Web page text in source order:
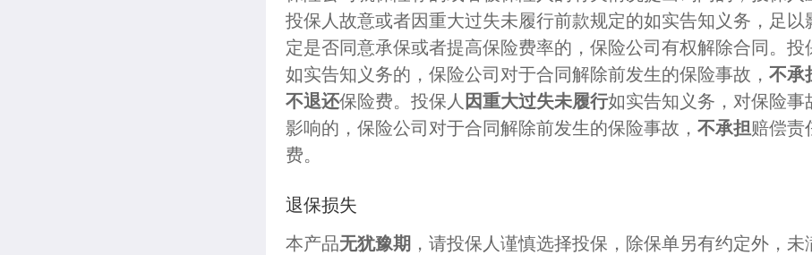
投保人故意或者因重大过失未履行前款规定的如实告知义务，足以
定是否同意承保或者提高保险费率的，保险公司有权解除合同。投
如实告知义务的，保险公司对于合同解除前发生的保险事故， 不承
不退还保险费。投保人 因重大过失未履行如实告知义务，对保险事
影响的，保险公司对于合同解除前发生的保险事故， 不承担赔偿责
费。
退保损失
本产品无犹豫期 ，请投保人谨慎选择投保，除保单另有约定外，